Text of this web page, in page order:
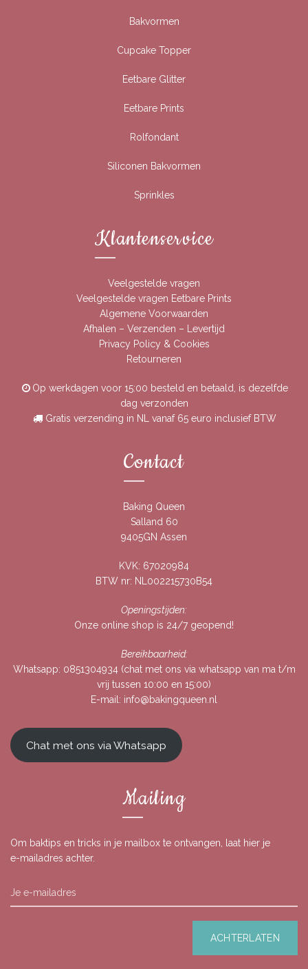
Bakvormen
Cupcake Topper
Eetbare Glitter
Eetbare Prints
Rolfondant
Siliconen Bakvormen
Sprinkles
Klantenservice
Veelgestelde vragen
Veelgestelde vragen Eetbare Prints
Algemene Voorwaarden
Afhalen – Verzenden – Levertijd
Privacy Policy & Cookies
Retourneren
Op werkdagen voor 15:00 besteld en betaald, is dezelfde
dag verzonden
Gratis verzending in NL vanaf 65 euro inclusief BTW
Contact
Baking Queen
Salland 60
9405GN Assen
KVK: 67020984
BTW nr: NL002215730B54
Openingstijden:
Onze online shop is 24/7 geopend!
Bereikbaarheid:
Whatsapp: 0851304934(chat met ons via whatsapp van ma t/m
vrij tussen 10:00 en 15:00)
E-mail: info@bakingqueen.nl
Chat met ons via Whatsapp
Mailing
Om baktips en tricks in je mailbox te ontvangen, laat hier je
e-mailadres achter.